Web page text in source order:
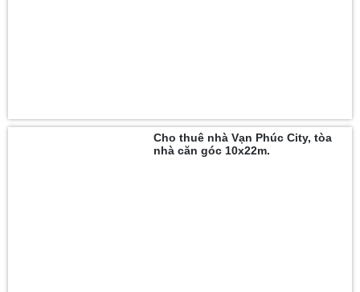
Cho thuê nhà Vạn Phúc City, tòa
nhà căn góc 10x22m.